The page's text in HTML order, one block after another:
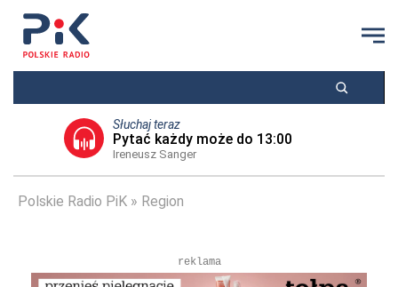
Słuchaj teraz
Pytać każdy może do 13:00
Ireneusz Sanger
Polskie Radio PiK Region
reklama